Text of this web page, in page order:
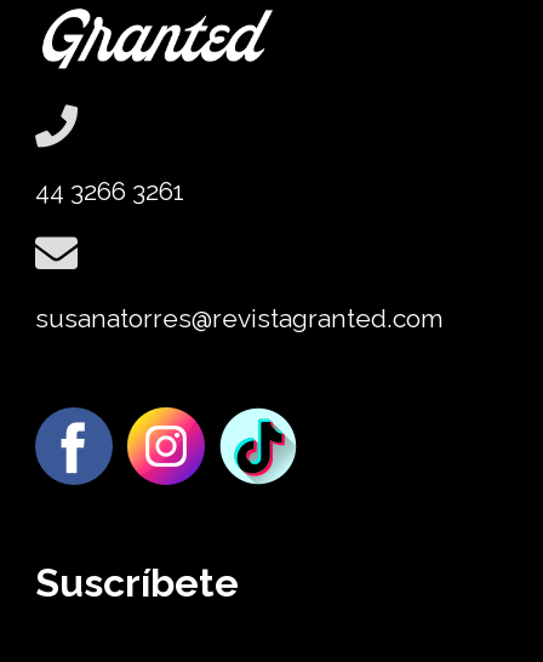
44 3266 3261
susanatorres@revistagranted.com
Suscríbete